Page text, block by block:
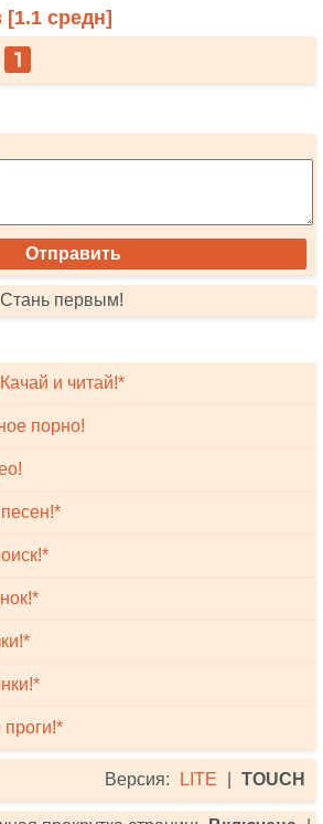
[1.1 средн]
первым!
и читай!*
порно!
Версия: LITE TOUCH